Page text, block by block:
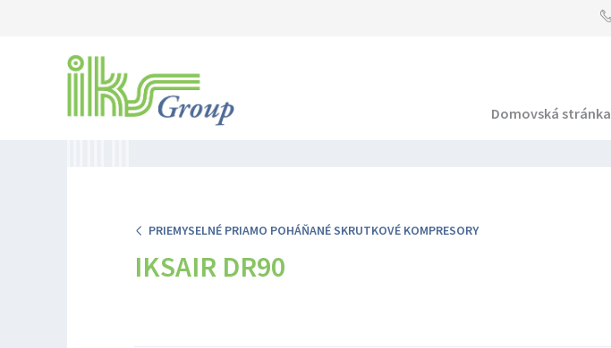
Domovská stránka
PRIEMYSELNÉ PRIAMO POHÁŇANÉ SKRUTKOVÉ KOMPRESORY
IKSAIR DR90